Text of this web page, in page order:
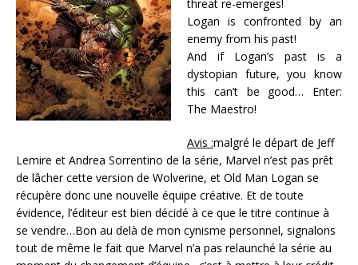
threat re-emerges!
Logan is confronted by an
enemy from his past!
And if Logan’s past is a
dystopian future, you know
this can’t be good… Enter:
The Maestro!
Avis :malgré le départ de Jeff
Lemire et Andrea Sorrentino de la série, Marvel n’est pas prêt
de lâcher cette version de Wolverine, et Old Man Logan se
récupère donc une nouvelle équipe créative. Et de toute
évidence, l’éditeur est bien décidé à ce que le titre continue à
se vendre…Bon au delà de mon cynisme personnel, signalons
tout de même le fait que Marvel n’a pas relaunché la série au